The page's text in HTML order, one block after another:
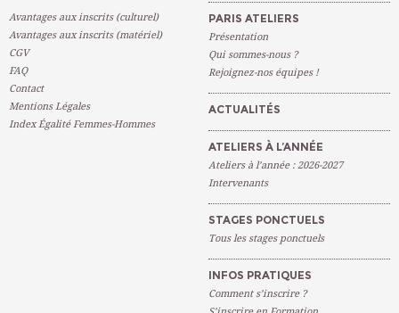
Avantages aux inscrits (culturel)
Avantages aux inscrits (matériel)
CGV
FAQ
Contact
Mentions Légales
Index Égalité Femmes-Hommes
PARIS ATELIERS
Présentation
Qui sommes-nous ?
Rejoignez-nos équipes !
ACTUALITÉS
ATELIERS À L’ANNÉE
Ateliers à l’année : 2026-2027
Intervenants
STAGES PONCTUELS
Tous les stages ponctuels
INFOS PRATIQUES
Comment s’inscrire ?